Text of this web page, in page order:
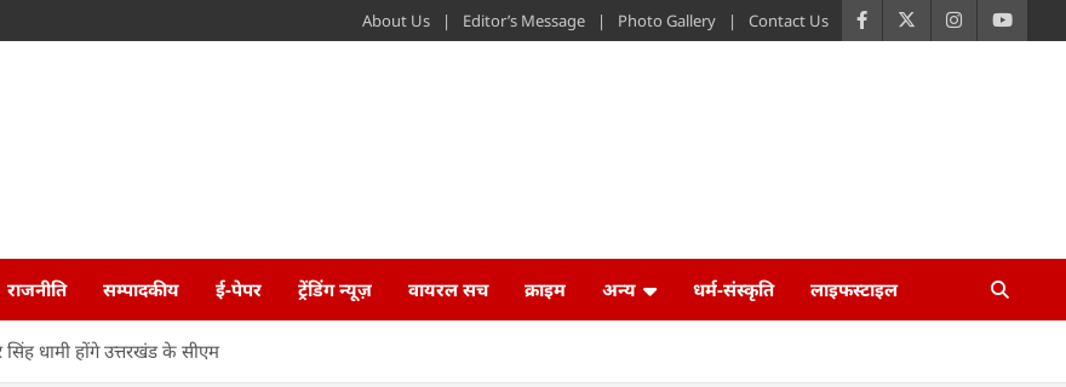
About Us Editor’s Message Photo Gallery Contact Us
राजनीति सम्पादकीय ई-पेपर ट्रेंडिंग न्यूज़ वायरल सच क्राइम अन्य धर्म-संस्कृति लाइफस्टाइल
धामी होंगे उत्तरखंड के सीएम